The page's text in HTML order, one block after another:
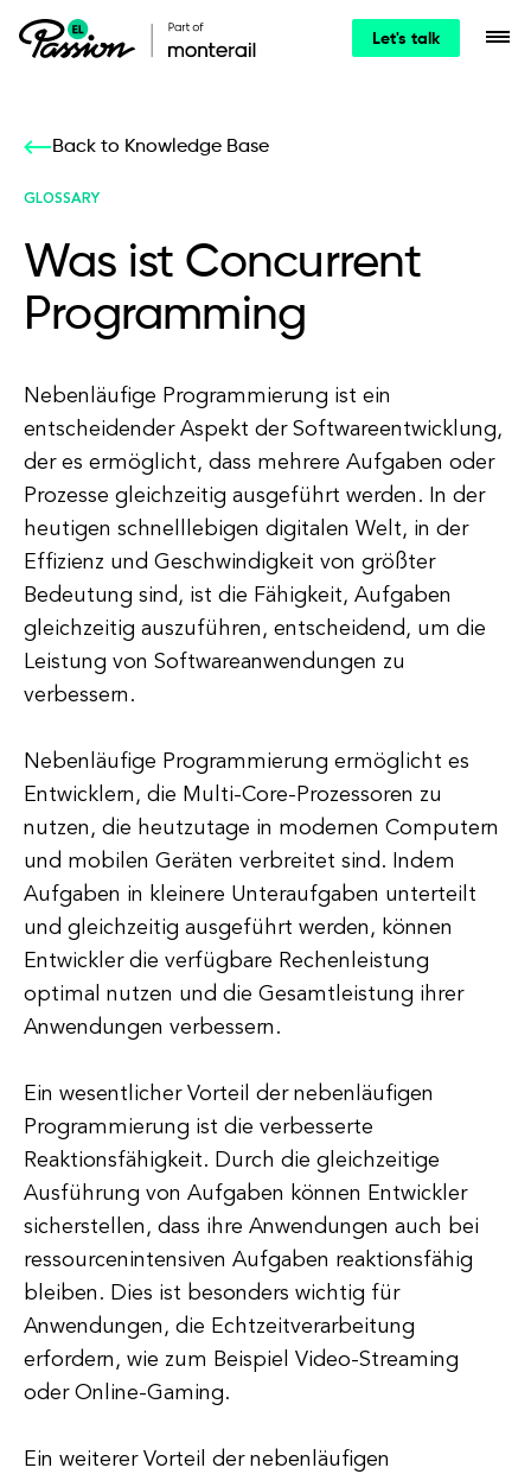
Let's talk
Back to Knowledge Base
GLOSSARY
Was ist Concurrent
Programming
Nebenläufige Programmierung ist ein
entscheidender Aspekt der Softwareentwicklung,
der es ermöglicht, dass mehrere Aufgaben oder
Prozesse gleichzeitig ausgeführt werden. In der
heutigen schnelllebigen digitalen Welt, in der
Effizienz und Geschwindigkeit von größter
Bedeutung sind, ist die Fähigkeit, Aufgaben
gleichzeitig auszuführen, entscheidend, um die
Leistung von Softwareanwendungen zu
verbessern.
Nebenläufige Programmierung ermöglicht es
Entwicklern, die Multi-Core-Prozessoren zu
nutzen, die heutzutage in modernen Computern
und mobilen Geräten verbreitet sind. Indem
Aufgaben in kleinere Unteraufgaben unterteilt
und gleichzeitig ausgeführt werden, können
Entwickler die verfügbare Rechenleistung
optimal nutzen und die Gesamtleistung ihrer
Anwendungen verbessern.
Ein wesentlicher Vorteil der nebenläufigen
Programmierung ist die verbesserte
Reaktionsfähigkeit. Durch die gleichzeitige
Ausführung von Aufgaben können Entwickler
sicherstellen, dass ihre Anwendungen auch bei
ressourcenintensiven Aufgaben reaktionsfähig
bleiben. Dies ist besonders wichtig für
Anwendungen, die Echtzeitverarbeitung
erfordern, wie zum Beispiel Video-Streaming
oder Online-Gaming.
Ein weiterer Vorteil der nebenläufigen